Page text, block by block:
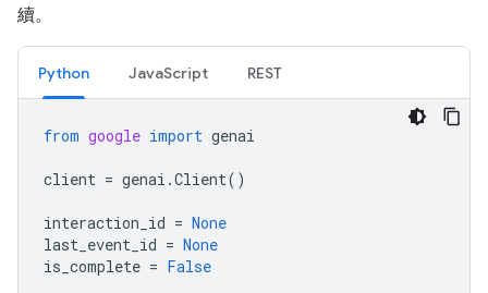
續。
Python JavaScript REST
from google import genai
client = genai .Client()
interaction_id = None
last_event_id = None
is_complete = False